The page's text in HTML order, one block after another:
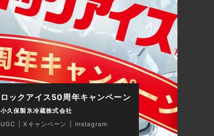
ロックアイス50周年キャンペーン
小久保製氷冷蔵株式会社
UGC
Xキャンペーン Instagram